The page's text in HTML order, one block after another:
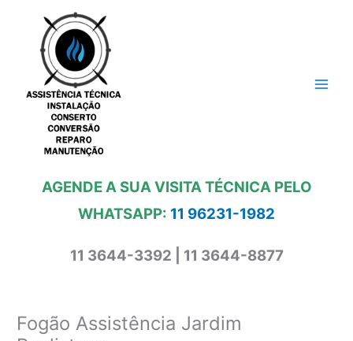
conteúdo
AGENDE A SUA VISITA TÉCNICA PELO
WHATSAPP: 11 96231-1982
11 3644-3392 | 11 3644-8877
Fogão Assistência Jardim